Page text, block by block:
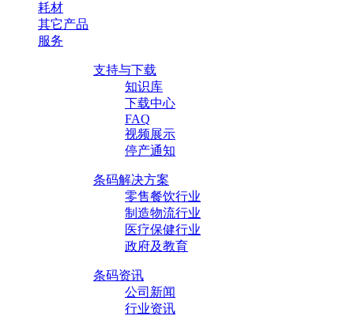
耗材
其它产品
服务
支持与下载
知识库
下载中心
FAQ
视频展示
停产通知
条码解决方案
零售餐饮行业
制造物流行业
医疗保健行业
政府及教育
条码资讯
公司新闻
行业资讯